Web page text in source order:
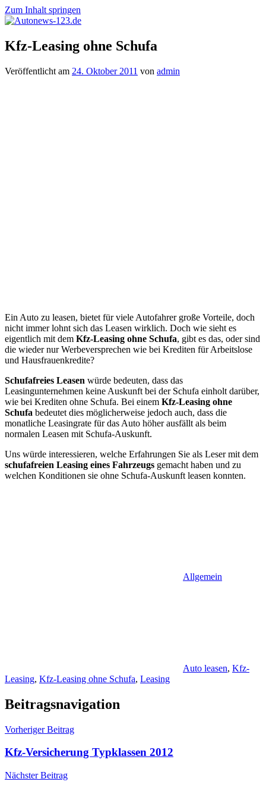
Zum Inhalt springen
Autonews-
123.de
Autonews
mit
Kfz-Leasing ohne Schufa
Veröffentlicht am 24. Oktober 2011 von admin
Ein Auto zu leasen, bietet für viele Autofahrer große Vorteile, doch
nicht immer lohnt sich das Leasen wirklich. Doch wie sieht es
eigentlich mit dem Kfz-Leasing ohne Schufa, gibt es das, oder sind
die wieder nur Werbeversprechen wie bei Krediten für Arbeitslose
und Hausfrauenkredite?
Schufafreies Leasen würde bedeuten, dass das
Leasingunternehmen keine Auskunft bei der Schufa einholt darüber,
wie bei Krediten ohne Schufa. Bei einem Kfz-Leasing ohne
Schufa bedeutet dies möglicherweise jedoch auch, dass die
monatliche Leasingrate für das Auto höher ausfällt als beim
normalen Leasen mit Schufa-Auskunft.
Uns würde interessieren, welche Erfahrungen Sie als Leser mit dem
schufafreien Leasing eines Fahrzeugs gemacht haben und zu
welchen Konditionen sie ohne Schufa-Auskunft leasen konnten.
Allgemein
Auto leasen, Kfz-
Leasing, Kfz-Leasing ohne Schufa, Leasing
Beitragsnavigation
Vorheriger Beitrag
Kfz-Versicherung Typklassen 2012
Nächster Beitrag